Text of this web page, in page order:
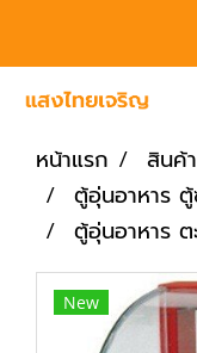
หน้าแรก สินค้
ตู้อุ่นอาหาร
ตู้อุ่นอาหาร
New